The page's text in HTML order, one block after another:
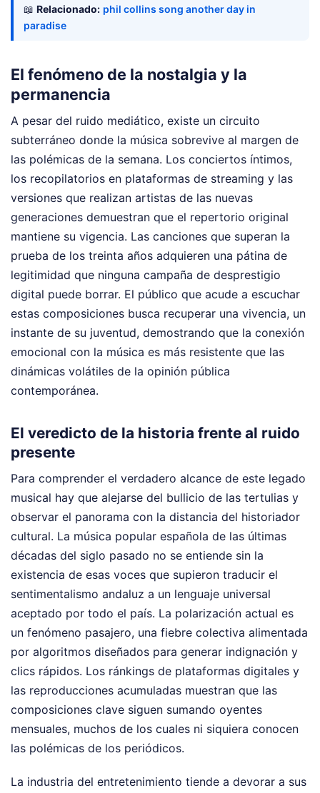
📖 Relacionado: phil collins song another day in
paradise
El fenómeno de la nostalgia y la
permanencia
A pesar del ruido mediático, existe un circuito
subterráneo donde la música sobrevive al margen de
las polémicas de la semana. Los conciertos íntimos,
los recopilatorios en plataformas de streaming y las
versiones que realizan artistas de las nuevas
generaciones demuestran que el repertorio original
mantiene su vigencia. Las canciones que superan la
prueba de los treinta años adquieren una pátina de
legitimidad que ninguna campaña de desprestigio
digital puede borrar. El público que acude a escuchar
estas composiciones busca recuperar una vivencia, un
instante de su juventud, demostrando que la conexión
emocional con la música es más resistente que las
dinámicas volátiles de la opinión pública
contemporánea.
El veredicto de la historia frente al ruido
presente
Para comprender el verdadero alcance de este legado
musical hay que alejarse del bullicio de las tertulias y
observar el panorama con la distancia del historiador
cultural. La música popular española de las últimas
décadas del siglo pasado no se entiende sin la
existencia de esas voces que supieron traducir el
sentimentalismo andaluz a un lenguaje universal
aceptado por todo el país. La polarización actual es
un fenómeno pasajero, una fiebre colectiva alimentada
por algoritmos diseñados para generar indignación y
clics rápidos. Los ránkings de plataformas digitales y
las reproducciones acumuladas muestran que las
composiciones clave siguen sumando oyentes
mensuales, muchos de los cuales ni siquiera conocen
las polémicas de los periódicos.
La industria del entretenimiento tiende a devorar a sus